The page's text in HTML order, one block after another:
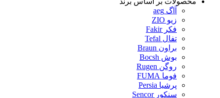
آاگ aeg
زیو ZIO
فکر Fakir
تفال Tefal
براون Braun
بوش Bocsh
روگن Rugen
فوما FUMA
پرشیا Persia
سنکور Sencor